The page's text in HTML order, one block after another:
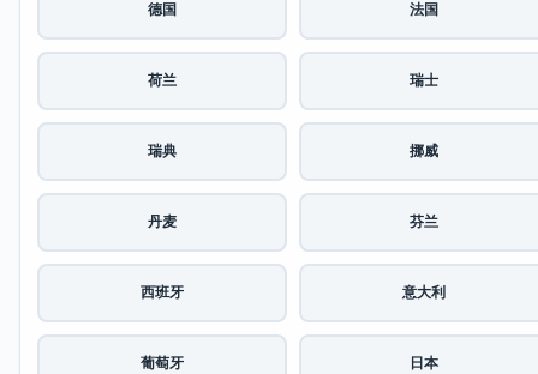
德国 法国
荷兰 瑞士
瑞典 挪威
丹麦 芬兰
西班牙 意大利
葡萄牙 日本